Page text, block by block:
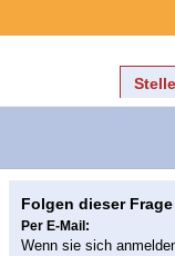
Folgen dieser Frage
Per E-Mail:
Wenn sie sich